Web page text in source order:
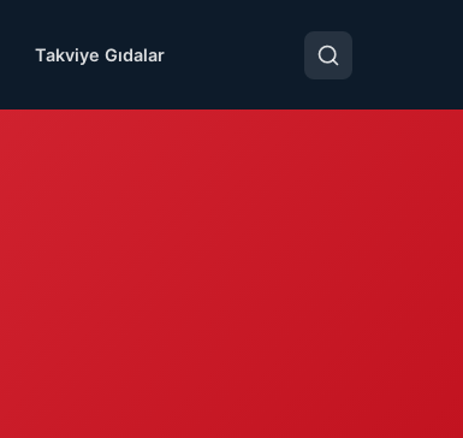
Takviye Gıdalar